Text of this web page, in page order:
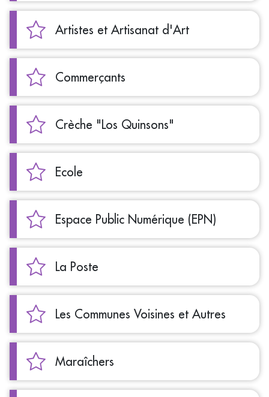
Artistes et Artisanat d'Art
Commerçants
Crèche "Los Quinsons"
Ecole
Espace Public Numérique (EPN)
La Poste
Les Communes Voisines et Autres
Maraîchers